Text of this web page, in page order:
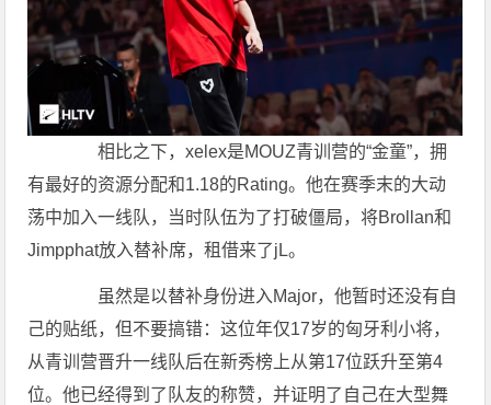
相比之下，xelex是MOUZ青训营的“金童”，拥
有最好的资源分配和1.18的Rating。他在赛季末的大动
荡中加入一线队，当时队伍为了打破僵局，将Brollan和
Jimpphat放入替补席，租借来了jL。
虽然是以替补身份进入Major，他暂时还没有自
己的贴纸，但不要搞错：这位年仅17岁的匈牙利小将，
从青训营晋升一线队后在新秀榜上从第17位跃升至第4
位。他已经得到了队友的称赞，并证明了自己在大型舞